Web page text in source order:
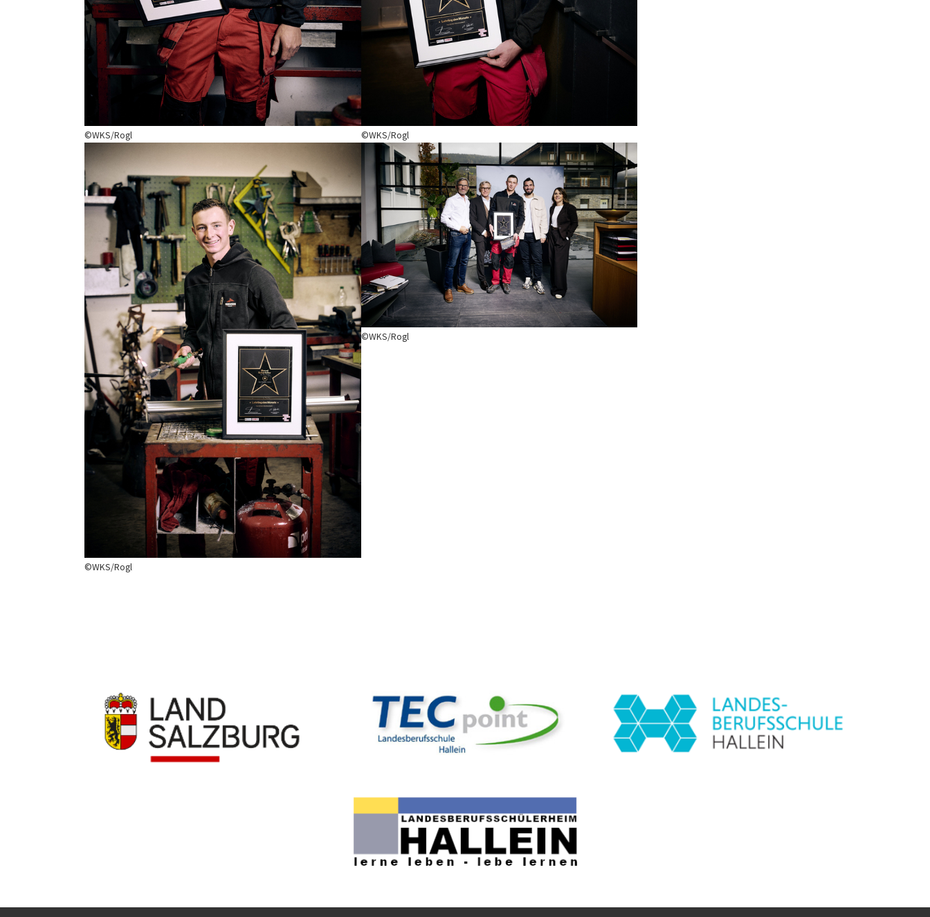
©WKS/Rogl ©WKS/Rogl
Show larger version
©WKS/Rogl
Show larger version for:
©WKS/Rogl